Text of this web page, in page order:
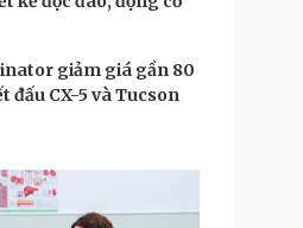
giảm giá gần 80
đấu CX-5 và Tucson